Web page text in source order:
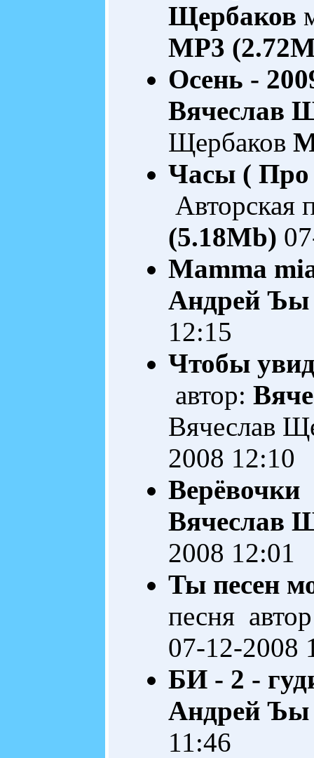
Щербаков
MP3
Оcень -
Вячеслав
Щербаков
Часы ( Про
Авторская
(5.18Mb)
Mamma
Андрей Ъы
12:15
Чтобы
автор:
Вячеслав
2008 12:10
Верёвочки
Вячеслав
2008 12:01
Ты песен
песня
07-12-2008
БИ - 2 -
Андрей Ъы
11:46